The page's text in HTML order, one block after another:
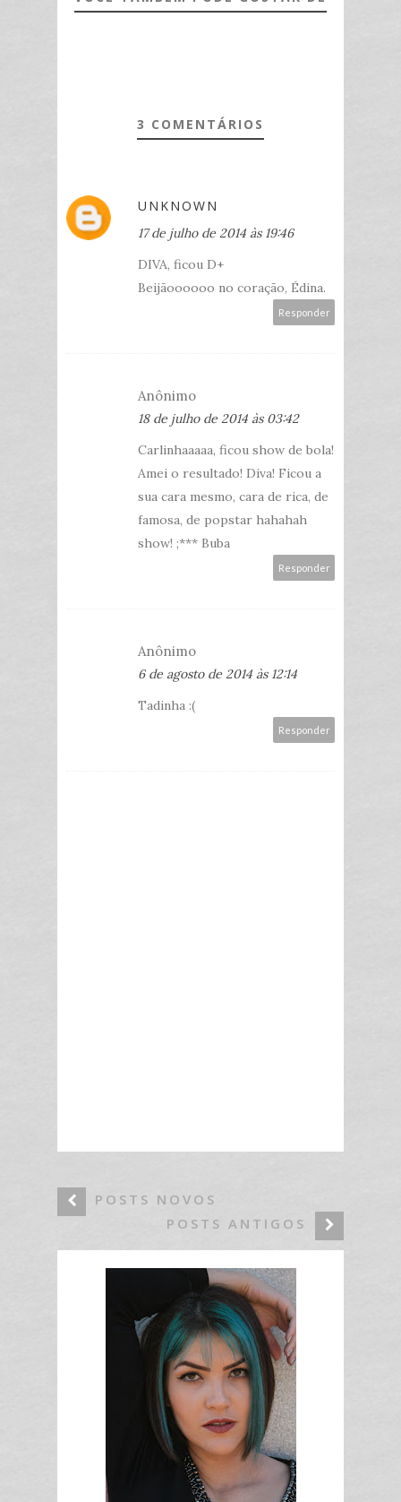
3 COMENTÁRIOS
UNKNOWN
17 de julho de 2014 às 19:46
DIVA, ficou D+
Beijãoooooo no coração, Édina.
Responder
Anônimo
18 de julho de 2014 às 03:42
Carlinhaaaaa, ficou show de bola!
Amei o resultado! Diva! Ficou a
sua cara mesmo, cara de rica, de
famosa, de popstar hahahah
show! ;*** Buba
Responder
Anônimo
6 de agosto de 2014 às 12:14
Tadinha :(
Responder
POSTS NOVOS
POSTS ANTIGOS